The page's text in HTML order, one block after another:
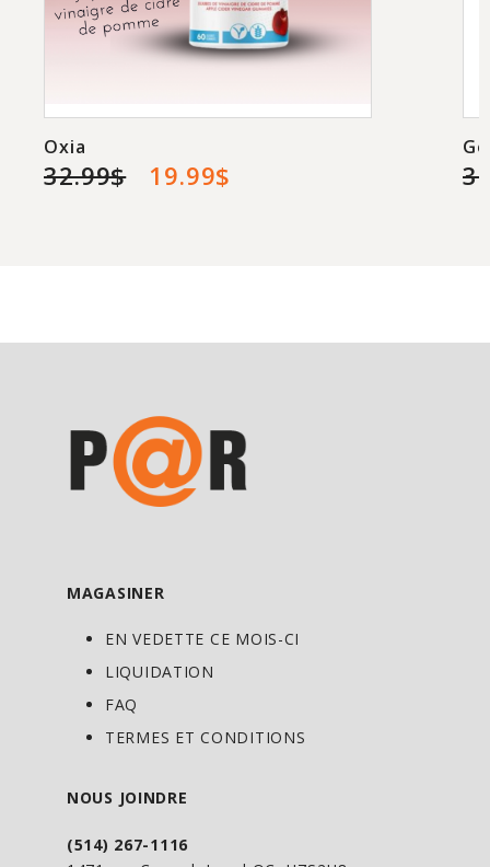
Oxia
32.99$ 19.99$
MAGASINER
EN VEDETTE CE MOIS-CI
LIQUIDATION
FAQ
TERMES ET CONDITIONS
NOUS JOINDRE
(514) 267-1116